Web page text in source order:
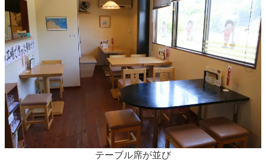
テーブル席が並び